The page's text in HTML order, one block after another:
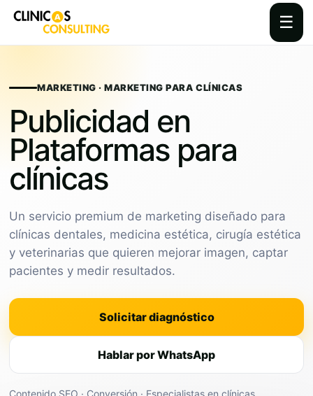
☰
contentMARKETING · MARKETING PARA CLÍNICAS
Publicidad en
Plataformas para
clínicas
Un servicio premium de marketing diseñado para
clínicas dentales, medicina estética, cirugía estética
y veterinarias que quieren mejorar imagen, captar
pacientes y medir resultados.
Solicitar diagnóstico
Hablar por WhatsApp
Contenido SEO · Conversión · Especialistas en clínicas